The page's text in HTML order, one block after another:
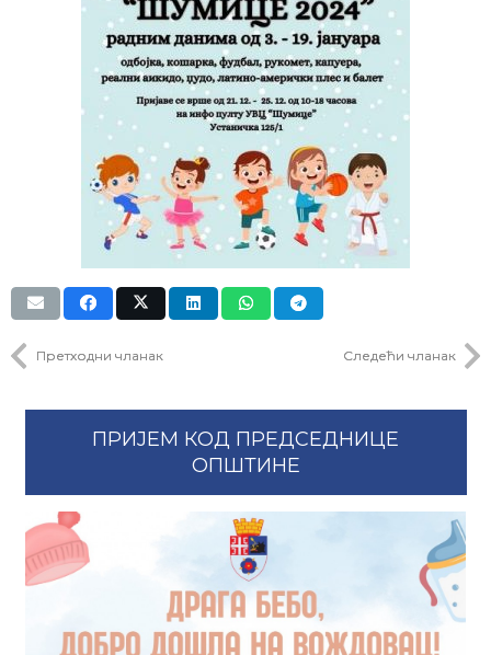
Претходни чланак Следећи чланак
ПРИЈЕМ КОД ПРЕДСЕДНИЦЕ
ОПШТИНЕ